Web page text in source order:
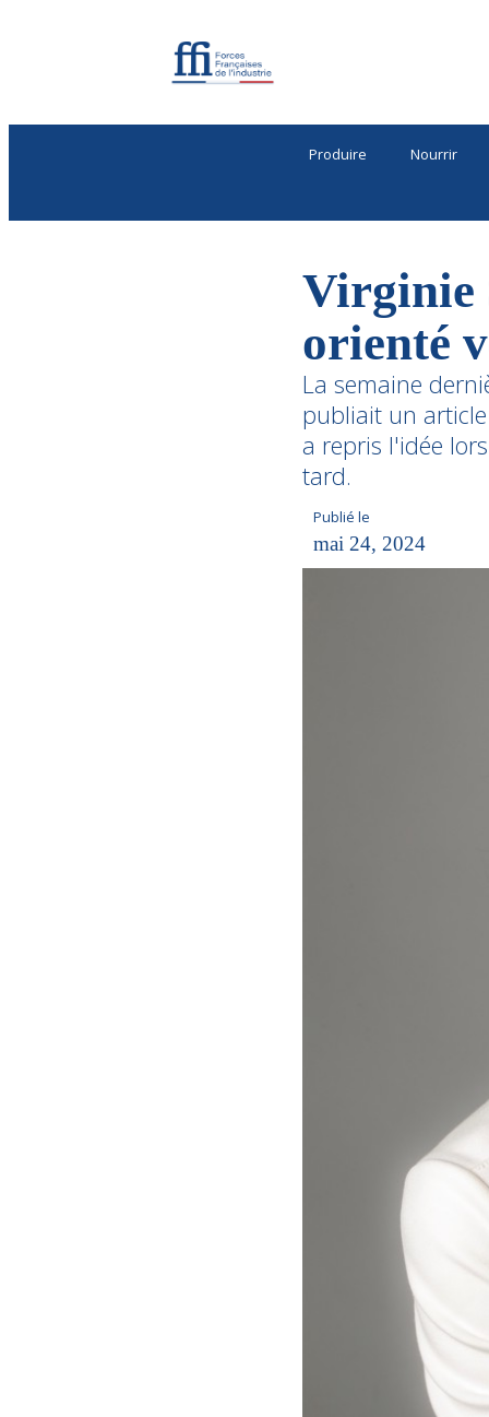
Produire Nourrir
Virginie
orienté
La semaine
publiait un
a repris l'idée
tard.
Publié le
mai 24, 2024